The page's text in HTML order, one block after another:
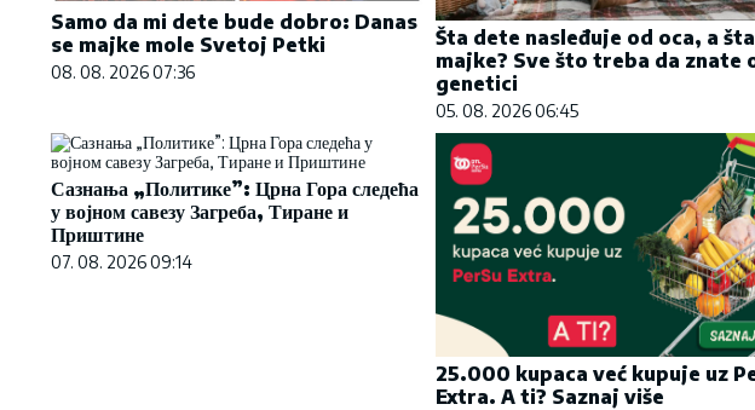
Samo da mi dete bude dobro: Danas
se majke mole Svetoj Petki
08. 08. 2026 07:36
Šta dete nasleđuje od oca, a
majke? Sve što treba da znate
genetici
05. 08. 2026 06:45
Сазнања „Политике”: Црна Гора следећа
у војном савезу Загреба, Тиране и
Приштине
07. 08. 2026 09:14
25.000 kupaca već kupuje uz
Extra. A ti? Saznaj više